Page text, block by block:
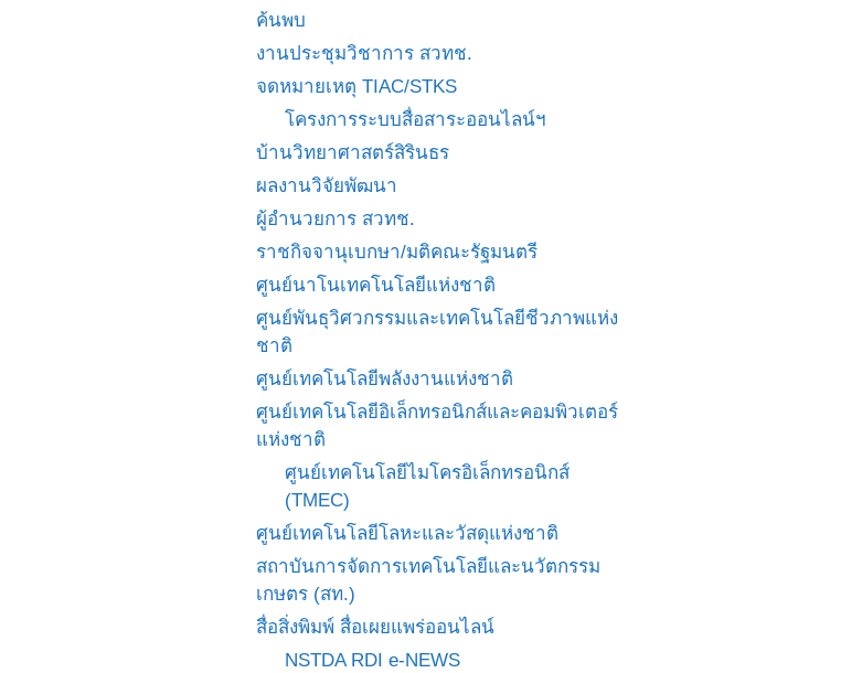
ค้นพบ
งานประชุมวิชาการ สวทช.
จดหมายเหตุ TIAC/STKS
โครงการระบบสื่อสาระออนไลน์ฯ
บ้านวิทยาศาสตร์สิรินธร
ผลงานวิจัยพัฒนา
ผู้อำนวยการ สวทช.
ราชกิจจานุเบกษา/มติคณะรัฐมนตรี
ศูนย์นาโนเทคโนโลยีแห่งชาติ
ศูนย์พันธุวิศวกรรมและเทคโนโลยีชีวภาพแห่ง
ชาติ
ศูนย์เทคโนโลยีพลังงานแห่งชาติ
ศูนย์เทคโนโลยีอิเล็กทรอนิกส์และคอมพิวเตอร์
แห่งชาติ
ศูนย์เทคโนโลยีไมโครอิเล็กทรอนิกส์
(TMEC)
ศูนย์เทคโนโลยีโลหะและวัสดุแห่งชาติ
สถาบันการจัดการเทคโนโลยีและนวัตกรรม
เกษตร (สท.)
สื่อสิ่งพิมพ์ สื่อเผยแพร่ออนไลน์
NSTDA RDI e-NEWS